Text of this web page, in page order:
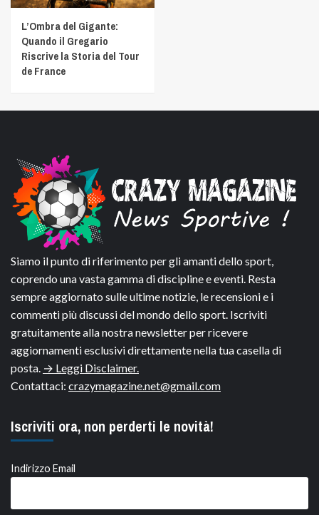
L’Ombra del Gigante:
Quando il Gregario
Riscrive la Storia del Tour
de France
Siamo il punto di riferimento per gli amanti dello sport,
coprendo una vasta gamma di discipline e eventi. Resta
sempre aggiornato sulle ultime notizie, le recensioni e i
commenti più discussi del mondo dello sport. Iscriviti
gratuitamente alla nostra newsletter per ricevere
aggiornamenti esclusivi direttamente nella tua casella di
posta. → Leggi Disclaimer.
Contattaci: crazymagazine.net@gmail.com
Iscriviti ora, non perderti le novità!
Indirizzo Email